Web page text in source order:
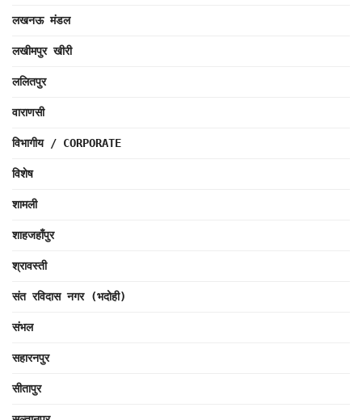
लखनऊ मंडल
लखीमपुर खीरी
ललितपुर
वाराणसी
विभागीय / CORPORATE
विशेष
शामली
शाहजहाँपुर
श्रावस्ती
संत रविदास नगर (भदोही)
संभल
सहारनपुर
सीतापुर